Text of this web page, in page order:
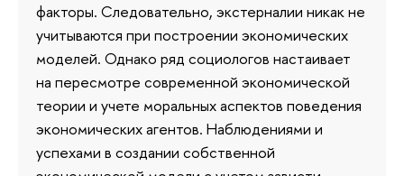
факторы. Следовательно, экстерналии никак не
учитываются при построении экономических
моделей. Однако ряд социологов настаивает
на пересмотре современной экономической
теории и учете моральных аспектов поведения
экономических агентов. Наблюдениями и
успехами в создании собственной